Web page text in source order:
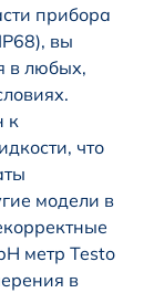
прибора
вы
в любых,
к
что
модели в
метр Testo
в